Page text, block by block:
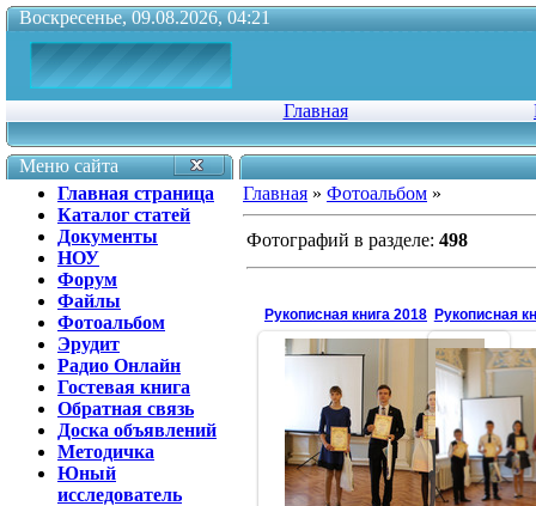
Воскресенье, 09.08.2026, 04:21
Главная
Меню сайта
Главная страница
Каталог статей
Документы
НОУ
Форум
Файлы
Фотоальбом
Эрудит
Радио Онлайн
Гостевая книга
Обратная связь
Доска объявлений
Методичка
Юный
исследователь
Главная » Фотоальбом »
Фотографий в разделе: 498
Рукописная книга 2018
11.05.2018
София Байгильдина (слева)
antonina
Рукописная